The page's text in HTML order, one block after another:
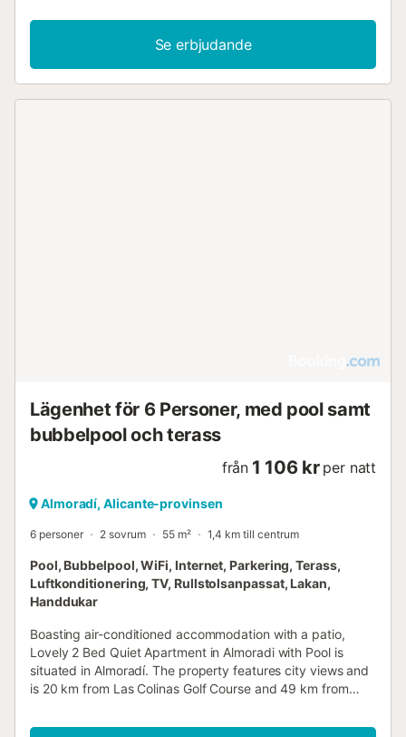
Se erbjudande
Lägenhet för 6 Personer, med pool samt
bubbelpool och terass
från 1 106 kr per natt
Almoradí, Alicante-provinsen
6 personer 2 sovrum 55 m² 1,4 km till centrum
Pool, Bubbelpool, WiFi, Internet, Parkering, Terass,
Luftkonditionering, TV, Rullstolsanpassat, Lakan,
Handdukar
Boasting air-conditioned accommodation with a patio,
Lovely 2 Bed Quiet Apartment in Almoradi with Pool is
situated in Almoradí. The property features city views and
is 20 km from Las Colinas Golf Course and 49 km from